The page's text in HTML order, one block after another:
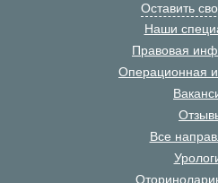
Оставить
Наши
Правовая
Операционная
Все